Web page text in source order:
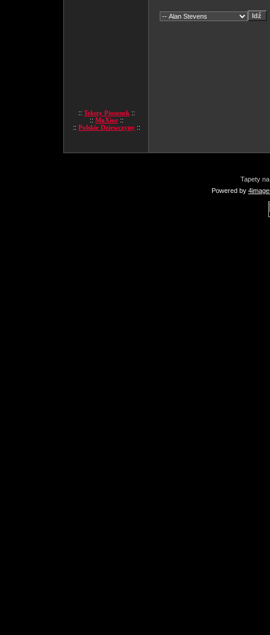
:: Teksty Piosenek ::
:: MaXior ::
:: Polskie Dziewczyny ::
Tapety
Powered by